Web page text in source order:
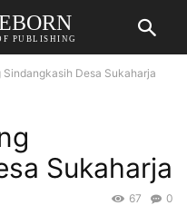
PUBLISHING
Desa Sukaharja
Sukaharja
0
67